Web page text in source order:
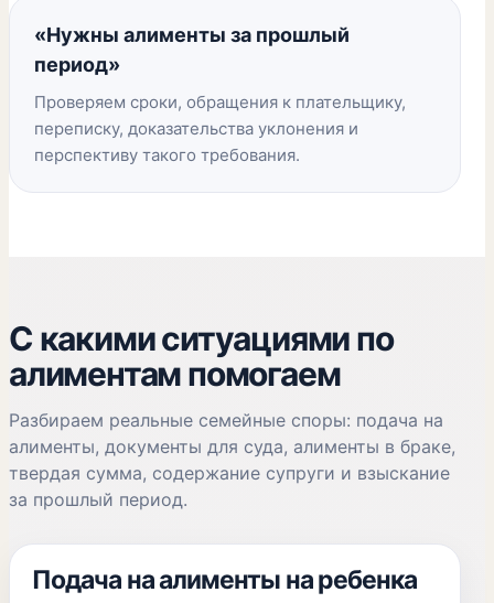
«Нужны алименты за прошлый
период»
Проверяем сроки, обращения к плательщику,
переписку, доказательства уклонения и
перспективу такого требования.
С какими ситуациями по
алиментам помогаем
Разбираем реальные семейные споры: подача на
алименты, документы для суда, алименты в браке,
твердая сумма, содержание супруги и взыскание
за прошлый период.
Подача на алименты на ребенка